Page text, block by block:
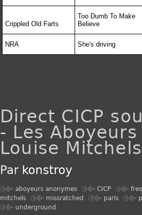
Crippled Old Farts
Too Dumb To Make
Believe
NRA She's driving
Direct CICP
- Les
Louise
Par konstroy
aboyeurs anonymes CICP
mitchels
missratched paris
underground